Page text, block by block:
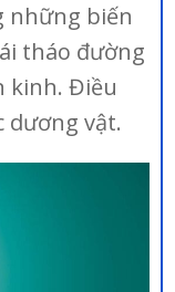
những biến
tháo đường
kinh. Điều
dương vật.